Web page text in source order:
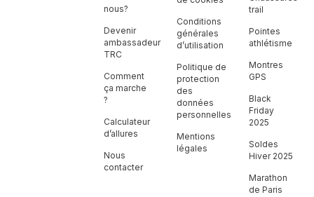
nous?
Devenir
ambassadeur
TRC
Comment
ça marche
?
Calculateur
d’allures
Nous
contacter
Conditions
générales
d’utilisation
Politique de
protection
des
données
personnelles
Mentions
légales
trail
Pointes
athlétisme
Montres
GPS
Black
Friday
2025
Soldes
Hiver 2025
Marathon
de Paris